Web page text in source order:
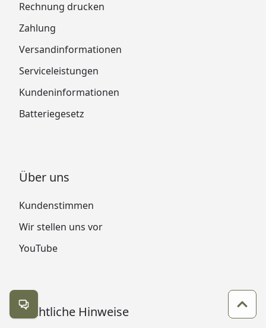
Rechnung drucken
Zahlung
Versandinformationen
Serviceleistungen
Kundeninformationen
Batteriegesetz
Über uns
Kundenstimmen
Wir stellen uns vor
YouTube
Rechtliche Hinweise
Kontakt öffnen